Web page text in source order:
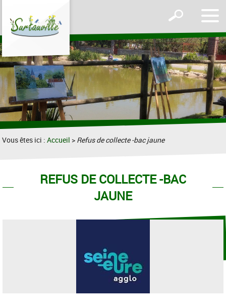
le
Afficher
formulaire
de
recherche
Vous êtes ici :Accueil > Refus de collecte -bac jaune
REFUS DE COLLECTE -BAC
JAUNE